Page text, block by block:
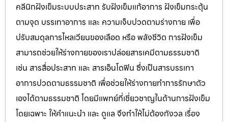
คลีนิกฝังเข็มระบบประสาท รับฝังเข็มแก้อาการ ฝังเข็มกระตุ้น
ตามจุด บรรเทาอาการ และ ความเจ็บปวดตามร่างกาย เพื่อ
ปรับสมดุลการไหลเวียนของเลือด หรือ พลังชีวิต การฝังเข็ม
สามารถช่วยให้ร่างกายของเราปล่อยสารเคมีตามธรรมชาติ
เช่น สารสื่อประสาท และ สารเอ็นโดฟิน ซึ่งเป็นสารบรรเทา
อาการปวดตามธรรมชาติ เพื่อช่วยให้ร่างกายทำการรักษาตัว
เองได้ตามธรรมชาติ โดยมีแพทย์ที่เชี่ยวชาญในด้านการฝังเข็ม
โดยเฉพาะ ให้คำแนะนำ และ ดูแล จึงทำให้ไม่ต้องกังวล เรื่อง